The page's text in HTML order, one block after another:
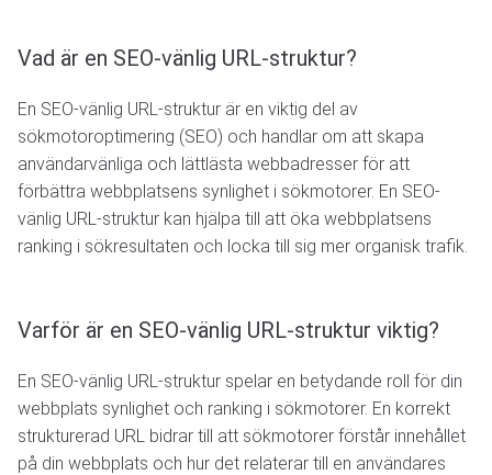
Vad är en SEO-vänlig URL-struktur?
En SEO-vänlig URL-struktur är en viktig del av
sökmotoroptimering (SEO) och handlar om att skapa
användarvänliga och lättlästa webbadresser för att
förbättra webbplatsens synlighet i sökmotorer. En SEO-
vänlig URL-struktur kan hjälpa till att öka webbplatsens
ranking i sökresultaten och locka till sig mer organisk trafik.
Varför är en SEO-vänlig URL-struktur viktig?
En SEO-vänlig URL-struktur spelar en betydande roll för din
webbplats synlighet och ranking i sökmotorer. En korrekt
strukturerad URL bidrar till att sökmotorer förstår innehållet
på din webbplats och hur det relaterar till en användares